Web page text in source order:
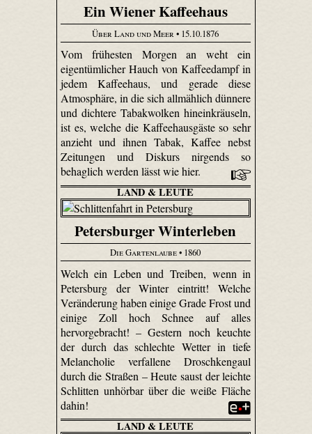
Ein Wiener Kaffeehaus
Über Land und Meer• 15.10.1876
Vom frühesten Morgen an weht ein
eigentümlicher Hauch von Kaffeedampf in
jedem Kaffeehaus, und gerade diese
Atmosphäre, in die sich allmählich dünnere
und dichtere Tabakwolken hineinkräuseln,
ist es, welche die Kaffeehausgäste so sehr
anzieht und ihnen Tabak, Kaffee nebst
Zeitungen und Diskurs nirgends so
behaglich werden lässt wie hier.
LAND & LEUTE
Petersburger Winterleben
Die Gartenlaube• 1860
Welch ein Leben und Treiben, wenn in
Petersburg der Winter eintritt! Welche
Veränderung haben einige Grade Frost und
einige Zoll hoch Schnee auf alles
hervorgebracht! – Gestern noch keuchte
der durch das schlechte Wetter in tiefe
Melancholie verfallene Droschkengaul
durch die Straßen – Heute saust der leichte
Schlitten unhörbar über die weiße Fläche
dahin!
LAND & LEUTE